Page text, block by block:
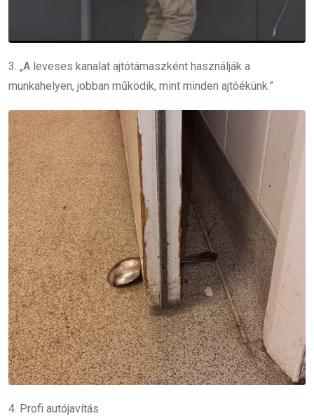
3. „A leveses kanalat ajtótámaszként használják a
munkahelyen, jobban működik, mint minden ajtóékünk.”
4. Profi autójavítás